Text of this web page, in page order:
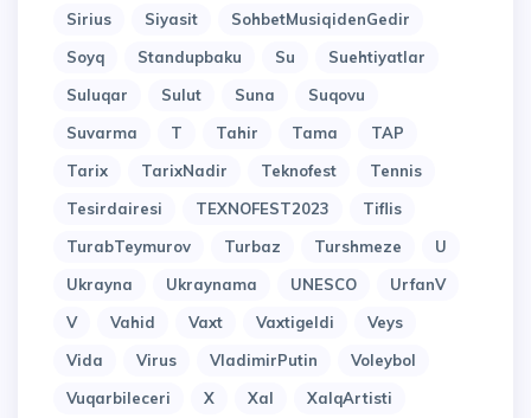
Sirius
Siyasit
SohbetMusiqidenGedir
Soyq
Standupbaku Su
Suehtiyatlar
Suluqar
Sulut Suna
Suqovu
Suvarma
T Tahir Tama
TAP
Tarix
TarixNadir Teknofest
Tennis
Tesirdairesi
TEXNOFEST2023
Tiflis
TurabTeymurov
Turbaz Turshmeze
U
Ukrayna
Ukraynama UNESCO
UrfanV
V
Vahid Vaxt Vaxtigeldi
Veys
Vida
Virus VladimirPutin
Voleybol
Vuqarbileceri
X Xal
XalqArtisti